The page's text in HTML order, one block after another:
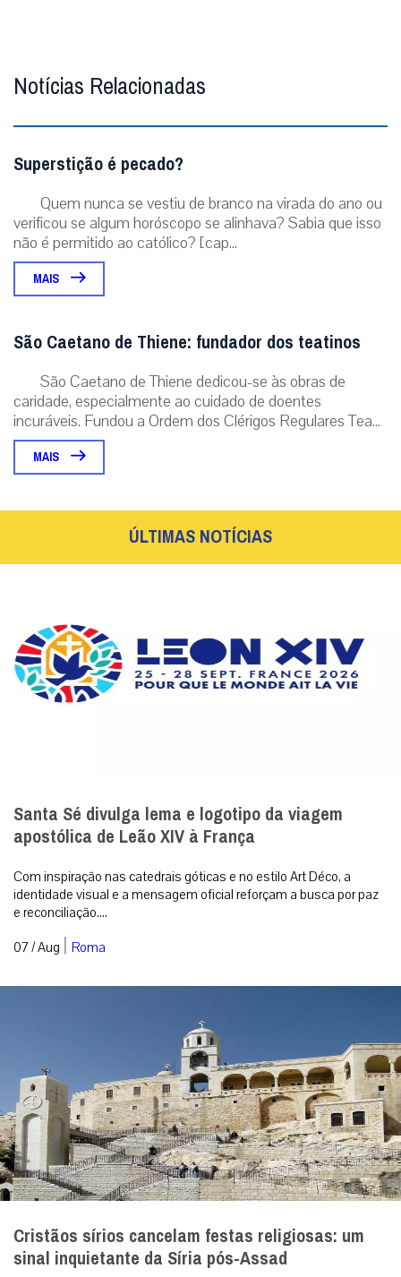
Notícias Relacionadas
Superstição é pecado?
Quem nunca se vestiu de branco na virada do ano ou
verificou se algum horóscopo se alinhava? Sabia que isso
não é permitido ao católico? [cap...
MAIS
São Caetano de Thiene: fundador dos teatinos
São Caetano de Thiene dedicou-se às obras de
caridade, especialmente ao cuidado de doentes
incuráveis. Fundou a Ordem dos Clérigos Regulares Tea...
MAIS
ÚLTIMAS NOTÍCIAS
Santa Sé divulga lema e logotipo da viagem
apostólica de Leão XIV à França
Com inspiração nas catedrais góticas e no estilo Art Déco, a
identidade visual e a mensagem oficial reforçam a busca por paz
e reconciliação....
07 / Aug | Roma
Cristãos sírios cancelam festas religiosas: um
sinal inquietante da Síria pós-Assad